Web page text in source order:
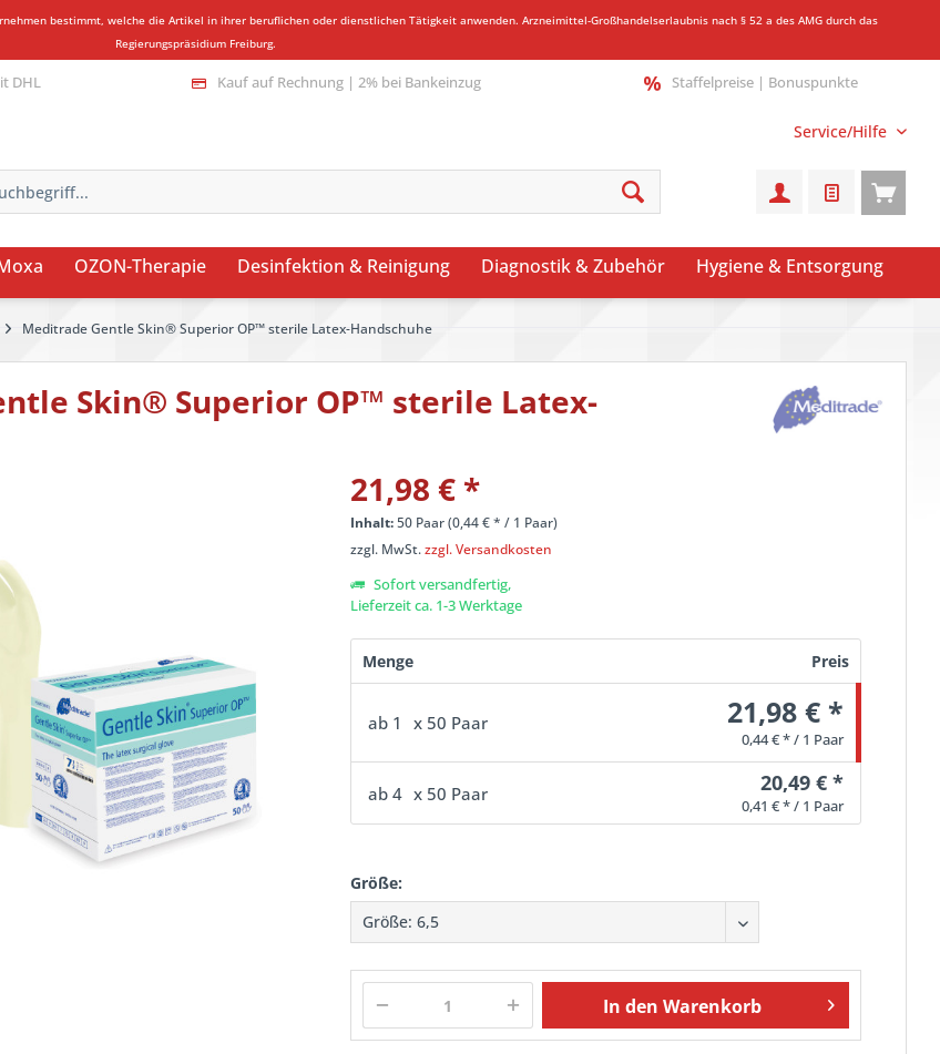
bestimmt, welche die Artikel in ihrer beruflichen oder dienstlichen Tätigkeit anwenden. Arzneimittel-Großhandelserlaubnis nach § 52 a des AMG durch das
Regierungspräsidium Freiburg.
DHL Kauf auf Rechnung | 2% bei Bankeinzug Staffelpreise | Bonuspunkte
Service/Hilfe
OZON-Therapie Desinfektion & Reinigung Diagnostik & Zubehör Hygiene & Entsorgung
Meditrade Gentle Skin® Superior OP™ sterile Latex-Handschuhe
Skin® Superior OP™ sterile Latex-
21,98 €*
Inhalt:50 Paar (0,44 €* / 1 Paar)
zzgl. MwSt.zzgl. Versandkosten
Sofort versandfertig,
Lieferzeit ca. 1-3 Werktage
Menge Preis
ab 1 x 50 Paar 21,98 € *
0,44 € * / 1 Paar
ab 4 x 50 Paar 20,49 € *
0,41 € * / 1 Paar
Größe:
In den Warenkorb